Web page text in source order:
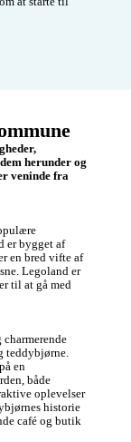
herunder og
veninde fra
er bygget af
en bred vifte af
Legoland er
til at gå med
teddybjørne.
en
både
oplevelser
historie
café og butik